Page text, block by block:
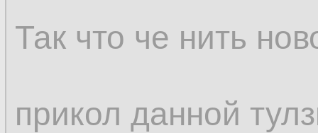
Так что че нить
прикол данной